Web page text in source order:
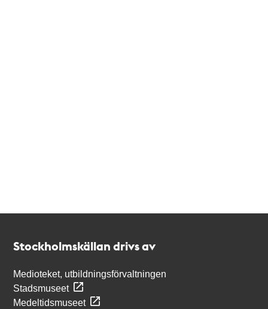
Stockholmskällan drivs av
Medioteket, utbildningsförvaltningen
Stadsmuseet
Medeltidsmuseet